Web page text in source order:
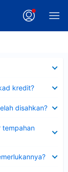
kredit?
disahkan?
tempahan